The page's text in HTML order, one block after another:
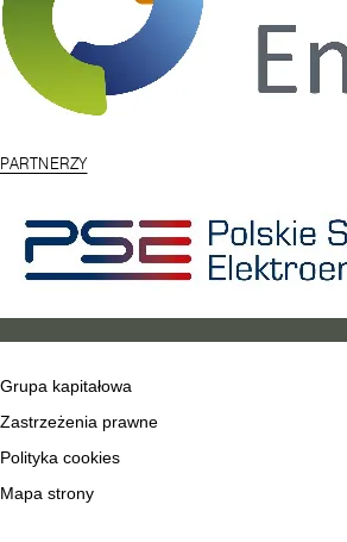
PARTNERZY
Grupa kapitałowa
Zastrzeżenia prawne
Polityka cookies
Mapa strony